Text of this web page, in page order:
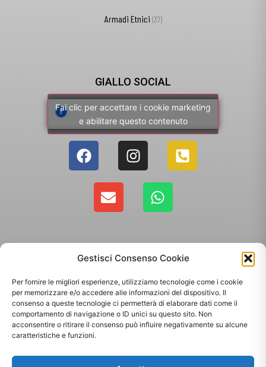
Gestisci Consenso Cookie
Per fornire le migliori esperienze, utilizziamo tecnologie come i cookie
per memorizzare e/o accedere alle informazioni del dispositivo. Il
consenso a queste tecnologie ci permetterà di elaborare dati come il
comportamento di navigazione o ID unici su questo sito. Non
acconsentire o ritirare il consenso può influire negativamente su alcune
caratteristiche e funzioni.
Armadi Etnici (37)
GIALLO SOCIAL
Fai clic per accettare i cookie marketing
e abilitare questo contenuto
Copyright 2025 - Giallo Sun sas di Sandonà Alessandro & C. | Via Roma 106,
35010 Massanzago PD | P.Iva: 03885160287